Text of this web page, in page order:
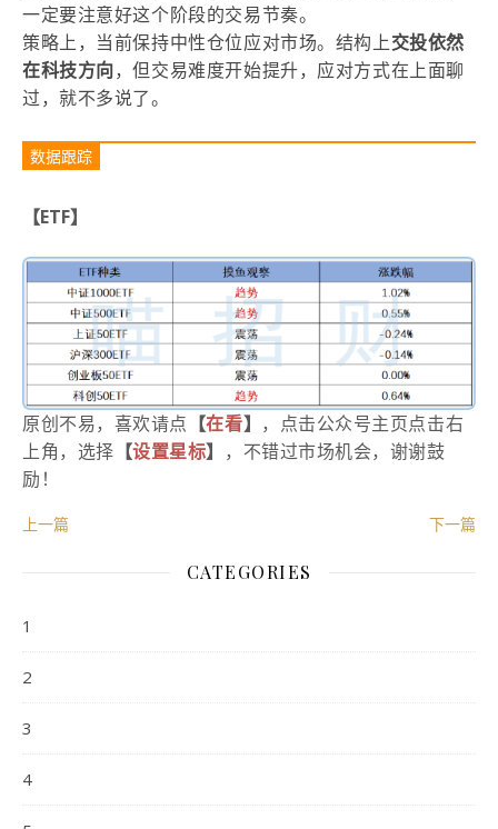
一定要注意好这个阶段的交易节奏。
策略上，当前保持中性仓位应对市场。结构上交投依然
在科技方向 ，但交易难度开始提升，应对方式在上面聊
过，就不多说了。
数据跟踪
【ETF】
原创不易，喜欢请点 【在看】
，点击公众号主页点击右
上角，选择 【设置星标】
，不错过市场机会，谢谢鼓
励！
上一篇 下一篇
CATEGORIES
1
2
3
4